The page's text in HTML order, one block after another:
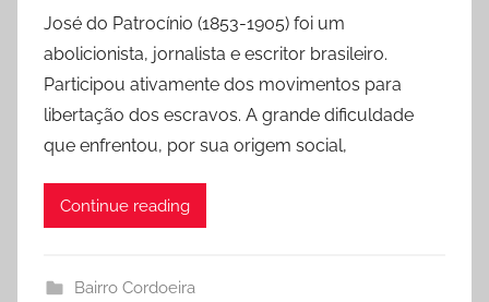
José do Patrocínio (1853-1905) foi um
abolicionista, jornalista e escritor brasileiro.
Participou ativamente dos movimentos para
libertação dos escravos. A grande dificuldade
que enfrentou, por sua origem social,
Continue reading
Bairro Cordoeira